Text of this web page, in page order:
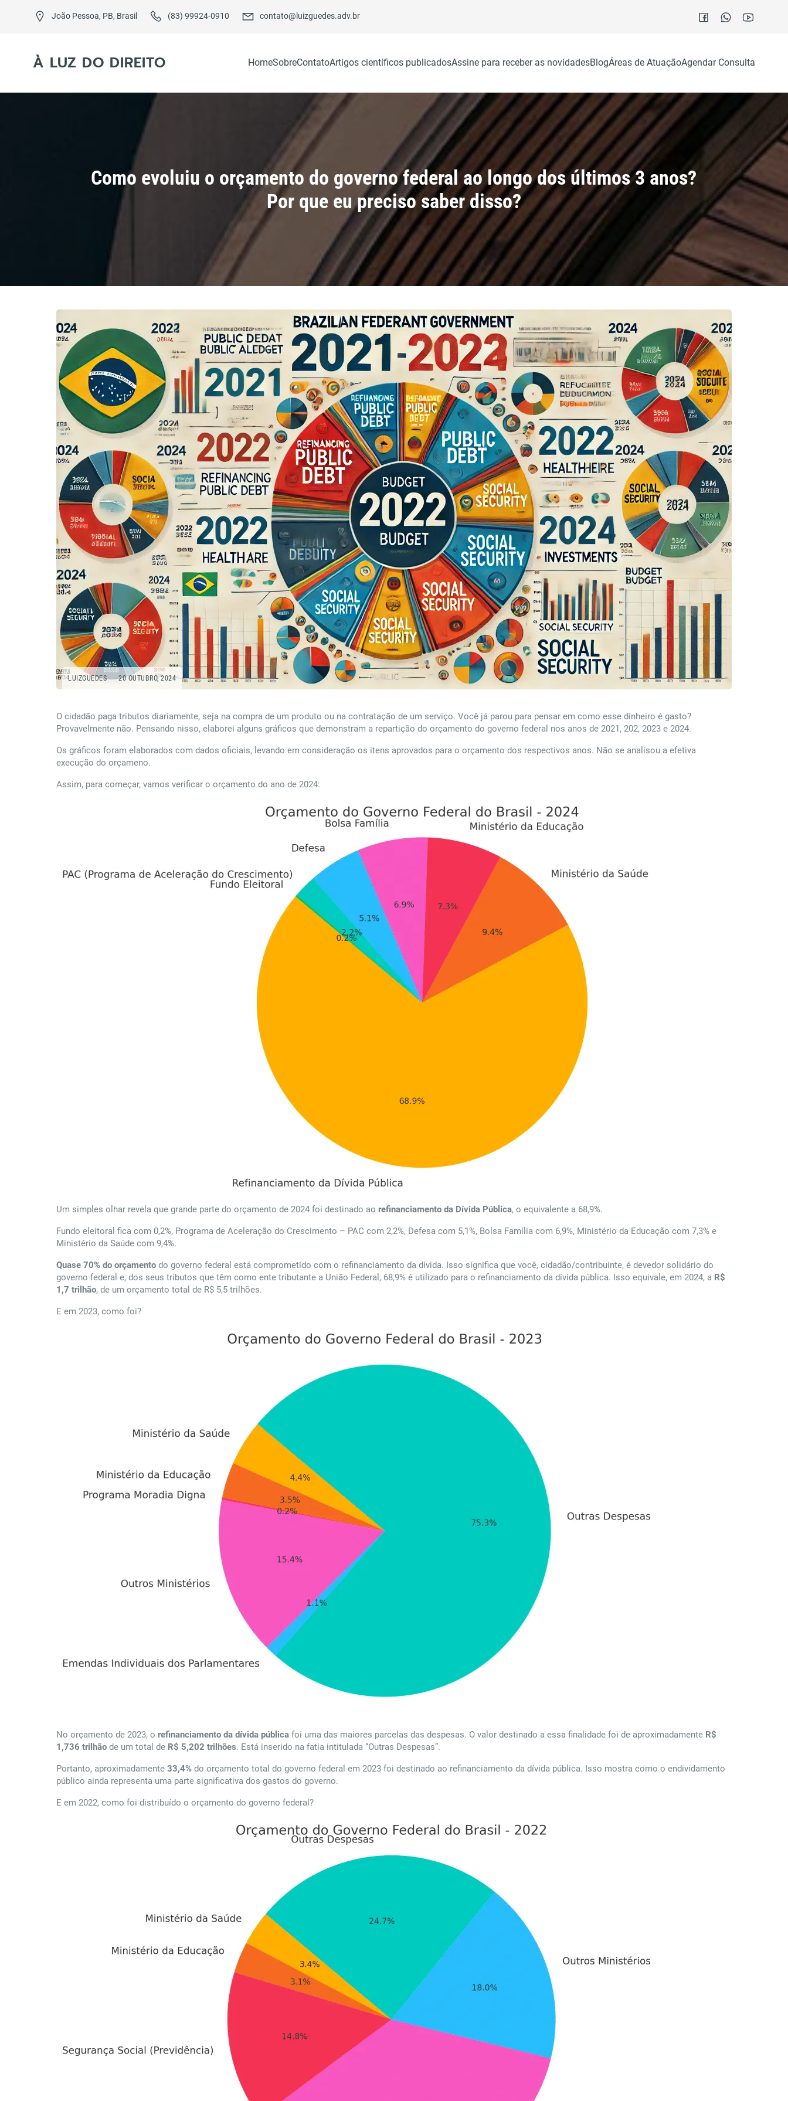
João Pessoa, PB, Brasil (83) 99924-0910 contato@luizguedes.adv.br
À LUZ DO DIREITO HomeSobreContatoArtigos científicos publicadosAssine para receber as novidadesBlogÁreas de AtuaçãoAgendar Consulta
Como evoluiu o orçamento do governo federal ao longo dos últimos 3 anos?
Por que eu preciso saber disso?
LUIZGUEDES 20 OUTUBRO, 2024
O cidadão paga tributos diariamente, seja na compra de um produto ou na contratação de um serviço. Você já parou para pensar em como esse dinheiro é gasto?
Provavelmente não. Pensando nisso, elaborei alguns gráficos que demonstram a repartição do orçamento do governo federal nos anos de 2021, 202, 2023 e 2024.
Os gráficos foram elaborados com dados oficiais, levando em consideração os itens aprovados para o orçamento dos respectivos anos. Não se analisou a efetiva
execução do orçameno.
Assim, para começar, vamos verificar o orçamento do ano de 2024:
Um simples olhar revela que grande parte do orçamento de 2024 foi destinado ao refinanciamento da Dívida Pública, o equivalente a 68,9%.
Fundo eleitoral fica com 0,2%, Programa de Aceleração do Crescimento – PAC com 2,2%, Defesa com 5,1%, Bolsa Família com 6,9%, Ministério da Educação com 7,3% e
Ministério da Saúde com 9,4%.
Quase 70% do orçamento do governo federal está comprometido com o refinanciamento da dívida. Isso significa que você, cidadão/contribuinte, é devedor solidário do
governo federal e, dos seus tributos que têm como ente tributante a União Federal, 68,9% é utilizado para o refinanciamento da dívida pública. Isso equivale, em 2024, a R$
1,7 trilhão, de um orçamento total de R$ 5,5 trilhões.
E em 2023, como foi?
No orçamento de 2023, o refinanciamento da dívida pública foi uma das maiores parcelas das despesas. O valor destinado a essa finalidade foi de aproximadamente R$
1,736 trilhão de um total de R$ 5,202 trilhões. Está inserido na fatia intitulada “Outras Despesas”.
Portanto, aproximadamente 33,4% do orçamento total do governo federal em 2023 foi destinado ao refinanciamento da dívida pública. Isso mostra como o endividamento
público ainda representa uma parte significativa dos gastos do governo.
E em 2022, como foi distribuído o orçamento do governo federal?